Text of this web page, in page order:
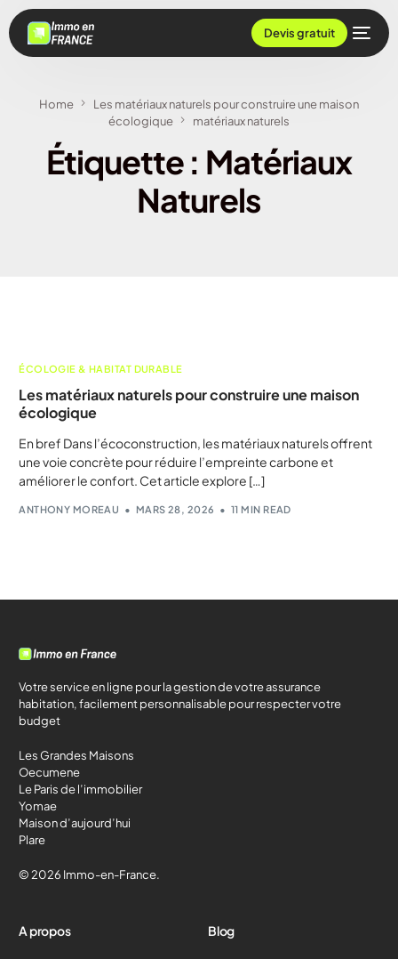
Devis gratuit
Home
Les matériaux naturels pour construire une maison
écologique
matériaux naturels
Étiquette : Matériaux
Naturels
ÉCOLOGIE & HABITAT DURABLE
Les matériaux naturels pour construire une maison
écologique
En bref Dans l’écoconstruction, les matériaux naturels offrent
une voie concrète pour réduire l’empreinte carbone et
améliorer le confort. Cet article explore […]
ANTHONY MOREAU MARS 28, 2026 11 MIN READ
Votre service en ligne pour la gestion de votre assurance
habitation, facilement personnalisable pour respecter votre
budget
Les Grandes Maisons
Oecumene
Le Paris de l’immobilier
Yomae
Maison d’aujourd’hui
Plare
© 2026 Immo-en-France.
A propos Blog